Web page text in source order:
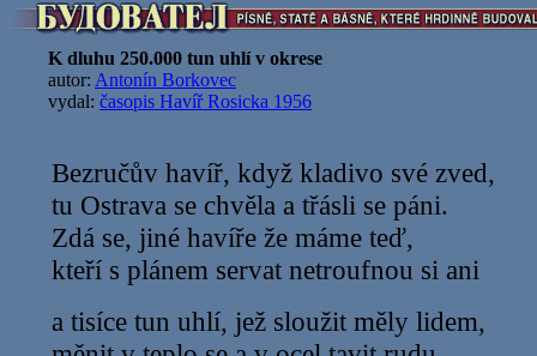
K dluhu 250.000 tun uhlí v okrese
autor: Antonín Borkovec
vydal: časopis Havíř Rosicka 1956
Bezručův havíř, když kladivo své zved,
tu Ostrava se chvěla a třásli se páni.
Zdá se, jiné havíře že máme teď,
kteří s plánem servat netroufnou si ani
a tisíce tun uhlí, jež sloužit měly lidem,